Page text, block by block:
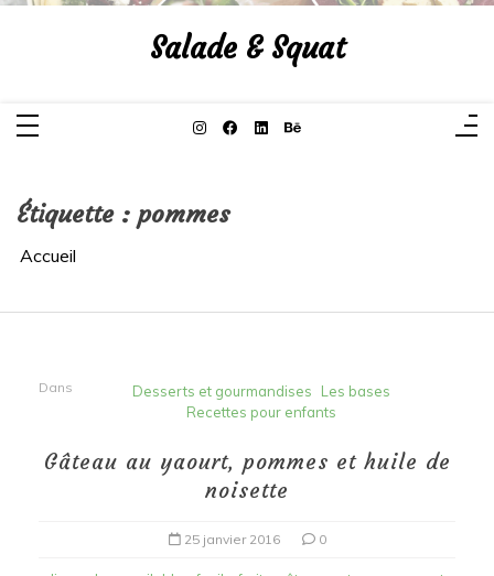
Aller
Salade & Squat
Étiquette : pommes
Accueil
Dans Desserts et gourmandises
Les bases
Recettes pour enfants
Gâteau au yaourt, pommes et huile de
noisette
25 janvier 2016 0